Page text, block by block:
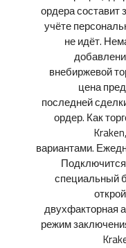
ордера составит
учёте
не идёт.
внебиржевой
цена
последней
ордер. Как
вариантами.
специальный
двухфакторная
режим